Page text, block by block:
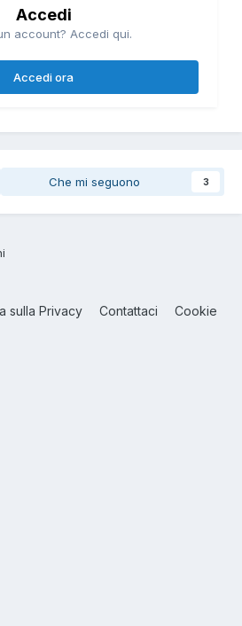
Accedi
account? Accedi qui.
Accedi ora
Che mi seguono 3
sulla Privacy Contattaci Cookie